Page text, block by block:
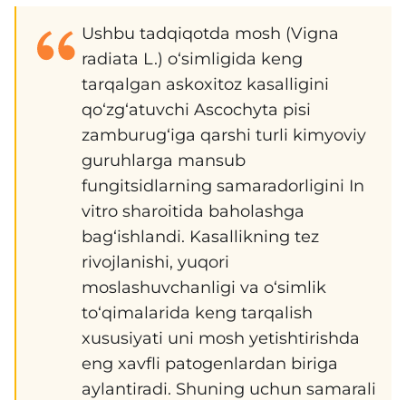
Ushbu tadqiqotda mosh (Vigna
radiata L.) o‘simligida keng
tarqalgan askoxitoz kasalligini
qo‘zg‘atuvchi Ascochyta pisi
zamburug‘iga qarshi turli kimyoviy
guruhlarga mansub
fungitsidlarning samaradorligini In
vitro sharoitida baholashga
bag‘ishlandi. Kasallikning tez
rivojlanishi, yuqori
moslashuvchanligi va o‘simlik
to‘qimalarida keng tarqalish
xususiyati uni mosh yetishtirishda
eng xavfli patogenlardan biriga
aylantiradi. Shuning uchun samarali